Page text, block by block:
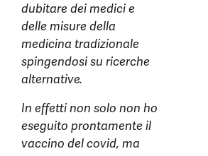
dubitare dei medici e
delle misure della
medicina tradizionale
spingendosi su ricerche
alternative.
In effetti non solo non ho
eseguito prontamente il
vaccino del covid, ma